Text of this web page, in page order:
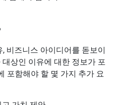
비즈니스 아이디어를 돋보이
상인 이유에 대한 정보가 포
포함해야 할 몇 가지 추가 요